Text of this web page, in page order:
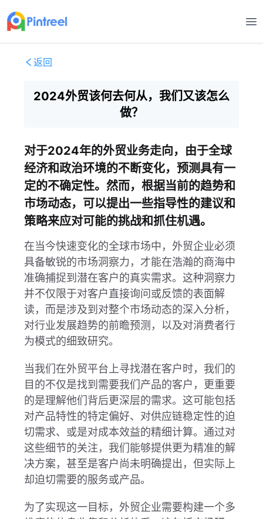
打
返回
2024外贸该何去何从，我们又该怎么
做？
对于2024年的外贸业务走向，由于全球
经济和政治环境的不断变化，预测具有一
定的不确定性。然而，根据当前的趋势和
市场动态，可以提出一些指导性的建议和
策略来应对可能的挑战和抓住机遇。
在当今快速变化的全球市场中，外贸企业必须
具备敏锐的市场洞察力，才能在浩瀚的商海中
准确捕捉到潜在客户的真实需求。这种洞察力
并不仅限于对客户直接询问或反馈的表面解
读，而是涉及到对整个市场动态的深入分析，
对行业发展趋势的前瞻预测，以及对消费者行
为模式的细致研究。
当我们在外贸平台上寻找潜在客户时，我们的
目的不仅是找到需要我们产品的客户，更重要
的是理解他们背后更深层的需求。这可能包括
对产品特性的特定偏好、对供应链稳定性的迫
切需求、或是对成本效益的精细计算。通过对
这些细节的关注，我们能够提供更为精准的解
决方案，甚至是客户尚未明确提出，但实际上
却迫切需要的服务或产品。
为了实现这一目标，外贸企业需要构建一个多